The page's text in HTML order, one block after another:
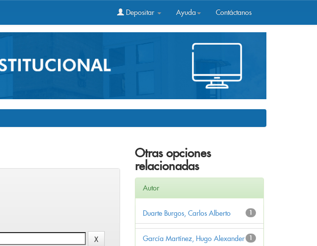
Depositar Ayuda Contáctanos
Otras opciones
relacionadas
Autor
1
Duarte Burgos, Carlos Alberto
1
García Martínez, Hugo Alexander